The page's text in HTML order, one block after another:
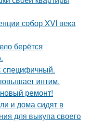
собор XVI века
берётся
специфичный.
интим.
ремонт!
и дома сидят в
для выкупа своего